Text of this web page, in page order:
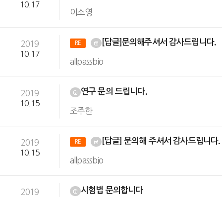
10.17
이소영
2019
10.17
RE [답글]문의해주셔서 감사드립니다.
allpassbio
2019
10.15
연구 문의 드립니다.
조주한
2019
10.15
RE [답글] 문의해 주셔서 감사드립니다.
allpassbio
2019 시험법 문의합니다